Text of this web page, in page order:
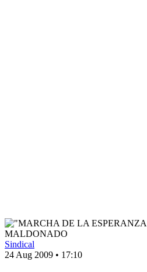
Sindical
24 Aug 2009 • 17:10